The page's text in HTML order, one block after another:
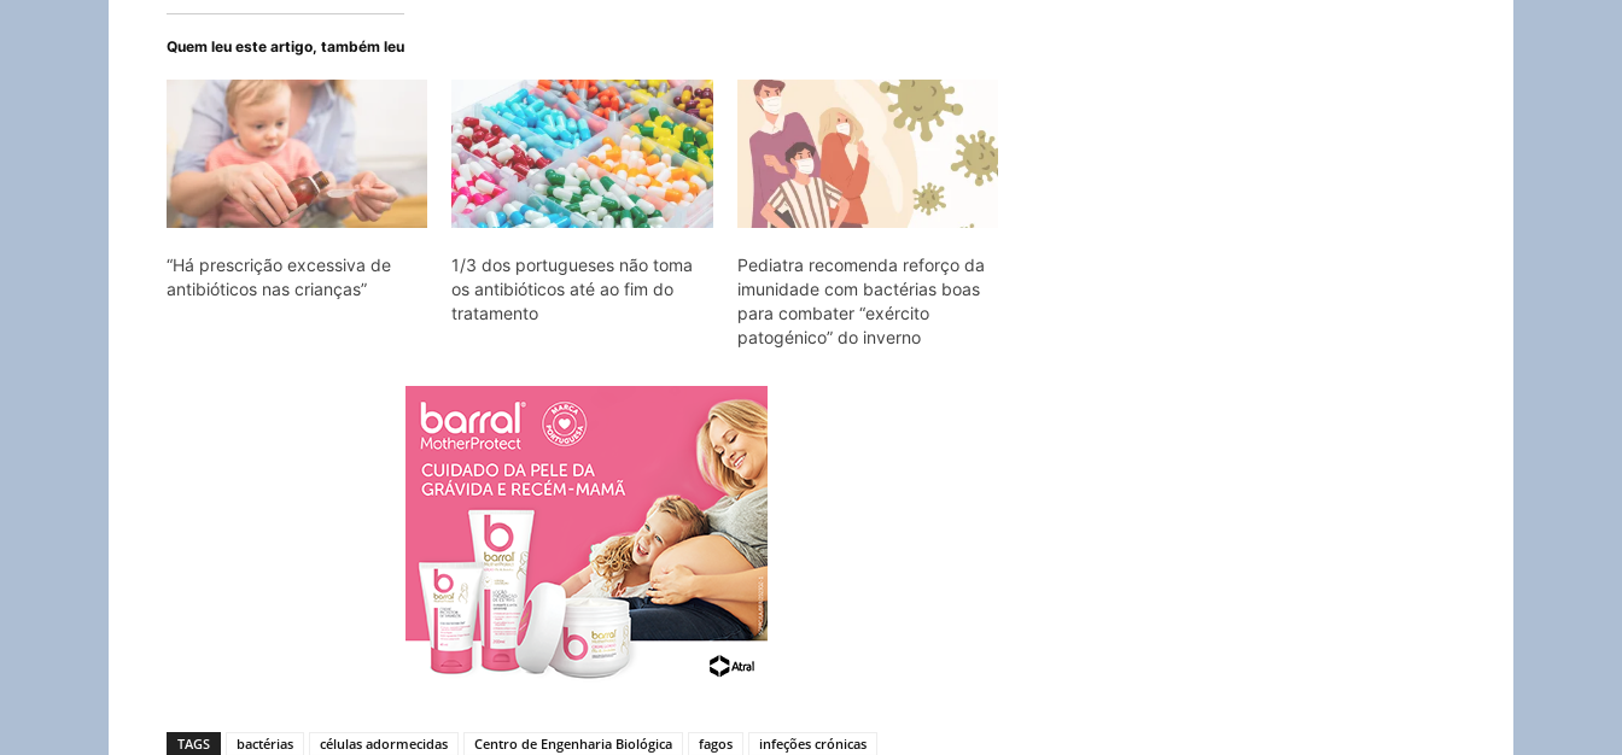
Quem leu este artigo, também leu
“Há prescrição excessiva de
antibióticos nas crianças”
1/3 dos portugueses não toma
os antibióticos até ao fim do
tratamento
Pediatra recomenda reforço da
imunidade com bactérias boas
para combater “exército
patogénico” do inverno
TAGS bactérias células adormecidas Centro de Engenharia Biológica fagos
infeções crónicas